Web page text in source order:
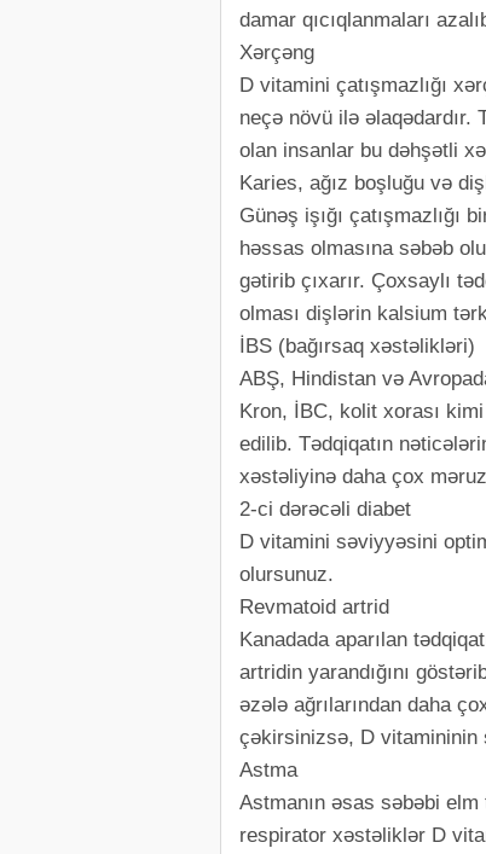
damar qıcıqlanmaları
Xərçəng
D vitamini çatışmazlığı
neçə növü ilə əlaqədardır.
olan insanlar bu dəhşətli
Karies, ağız boşluğu və
Günəş işığı çatışmazlığı
həssas olmasına səbəb
gətirib çıxarır. Çoxsaylı
olması dişlərin kalsium
İBS (bağırsaq xəstəlikləri)
ABŞ, Hindistan və
Kron, İBC, kolit xorası
edilib. Tədqiqatın
xəstəliyinə daha çox
2-ci dərəcəli diabet
D vitamini səviyyəsini
olursunuz.
Revmatoid artrid
Kanadada aparılan
artridin yarandığını
əzələ ağrılarından daha
çəkirsinizsə, D vitamininin
Astma
Astmanın əsas səbəbi
respirator xəstəliklər D